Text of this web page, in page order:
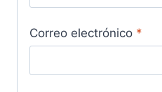
Correo electrónico *